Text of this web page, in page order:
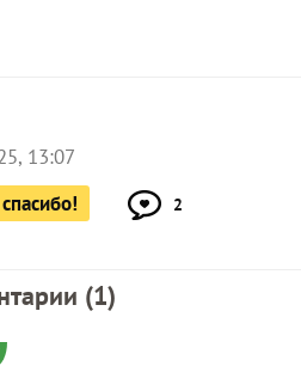
13:07
2
(1)